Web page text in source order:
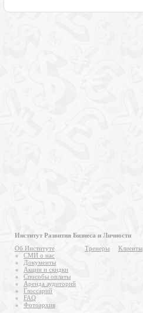
Институт Развития Бизнеса и Личности
Об Институте
СМИ о нас
Документы
Акции и скидки
Способы оплаты
Аренда аудиторий
Глоссарий
FAQ
Фотоархив
Тренеры Клиенты